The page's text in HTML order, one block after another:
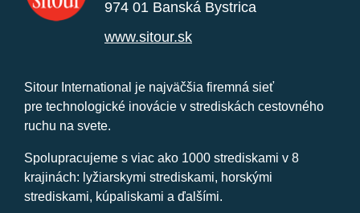
974 01 Banská Bystrica
www.sitour.sk
Sitour International je najväčšia firemná sieť
pre technologické inovácie v strediskách cestovného
ruchu na svete.
Spolupracujeme s viac ako 1000 strediskami v 8
krajinách: lyžiarskymi strediskami, horskými
strediskami, kúpaliskami a ďalšími.